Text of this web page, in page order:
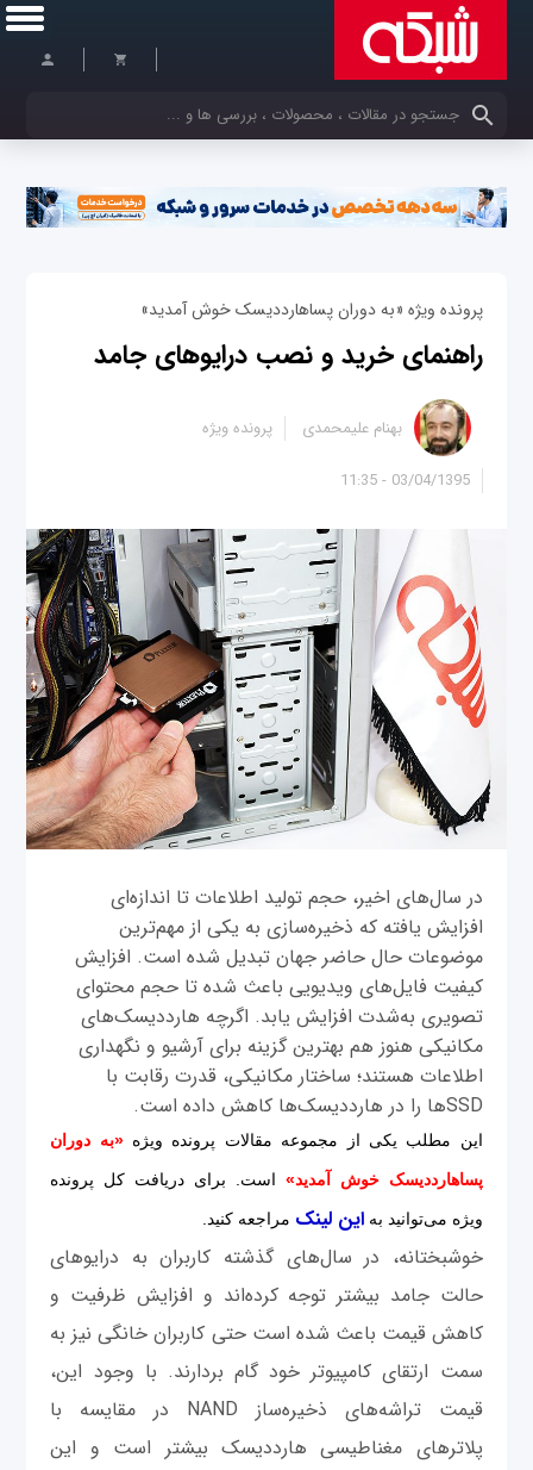
کلمات کلیدی خود را وارد کنید
پرونده ویژه «به دوران پساهارددیسک خوش آمدید»
راهنمای خرید و نصب درایوهای جامد
03/04/1395 - 11:35
بهنام علیمحمدی پرونده ویژه
​در سال‌‌های اخیر، حجم تولید اطلاعات تا اندازه‌ای
افزایش یافته که ذخیره‌سازی به یکی از مهم‌ترین
موضوعات حال حاضر جهان تبدیل شده است. افزایش
کیفیت فایل‌‌های ویدیویی باعث شده تا حجم محتوای
تصویری به‌شدت افزایش یابد. اگرچه هارددیسک‌‌های
مکانیکی هنوز هم بهترین گزینه برای آرشیو و نگهداری
اطلاعات هستند؛ ساختار مکانیکی، قدرت رقابت با
SSDها را در هارددیسک‌ها کاهش داده است.
این مطلب یکی از مجموعه مقالات پرونده ویژه«به دوران
پساهارددیسک خوش آمدید» است. برای دریافت کل پرونده
ویژه می‌توانید بهاین لینک مراجعه کنید.
خوشبختانه، در سال‌‌های گذشته کاربران به درایوهای
حالت جامد بیشتر توجه کرده‌اند و افزایش ظرفیت و
کاهش قیمت باعث شده است حتی کاربران خانگی نیز به
سمت ارتقای کامپیوتر خود گام بردارند. با وجود این،
قیمت تراشه‌‌های ذخیره‌ساز NAND در مقایسه با
پلاترهای مغناطیسی هارددیسک بیشتر است و این